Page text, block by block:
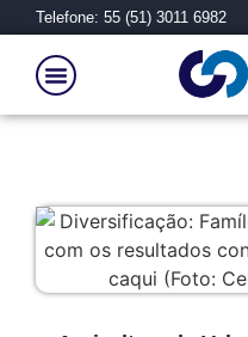
Telefone: 55 (51) 3011 6982